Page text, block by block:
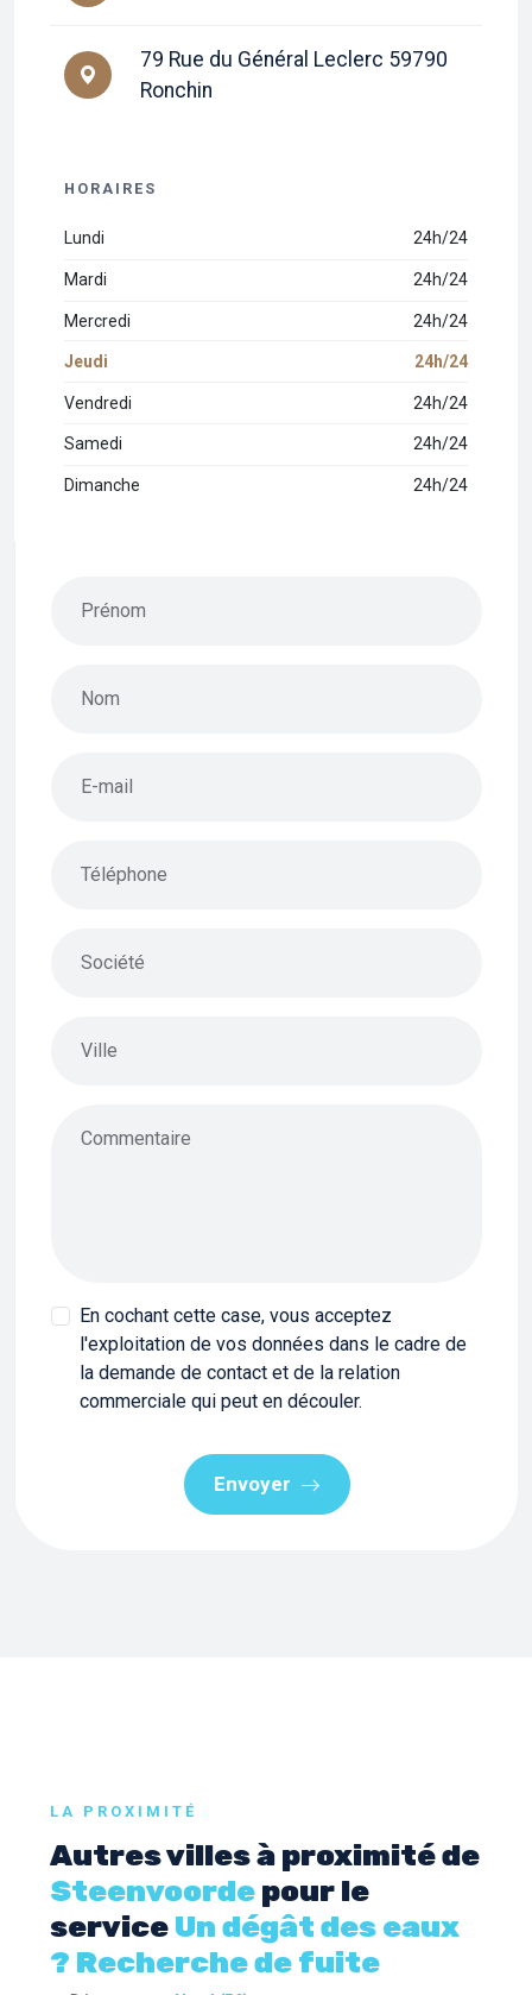
79 Rue du Général Leclerc 59790
Ronchin
HORAIRES
Lundi 24h/24
Mardi 24h/24
Mercredi 24h/24
Jeudi 24h/24
Vendredi 24h/24
Samedi 24h/24
Dimanche 24h/24
Prénom
Nom
E-mail
Téléphone
Société
Ville
Commentaire
En cochant cette case, vous acceptez
l'exploitation de vos données dans le cadre de
la demande de contact et de la relation
commerciale qui peut en découler.
Envoyer
LA PROXIMITÉ
Autres villes à proximité de
Steenvoorde pour le
service Un dégât des eaux
? Recherche de fuite